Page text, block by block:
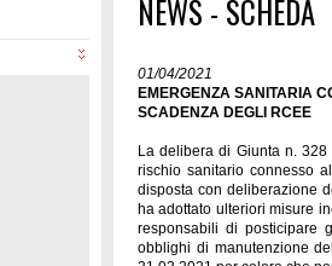
NEWS - SCHEDA
01/04/2021
EMERGENZA SANITARIA
SCADENZA DEGLI RCEE
La delibera di Giunta n.
rischio sanitario connesso
disposta con deliberazione
ha adottato ulteriori misure
responsabili di posticipare
obblighi di manutenzione